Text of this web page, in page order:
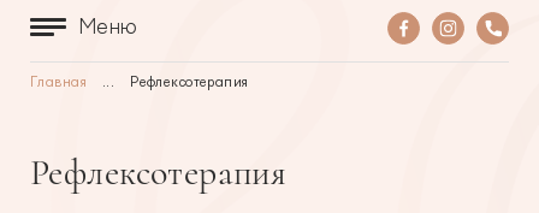
Меню
Главная ... Рефлексотерапия
Рефлексотерапия